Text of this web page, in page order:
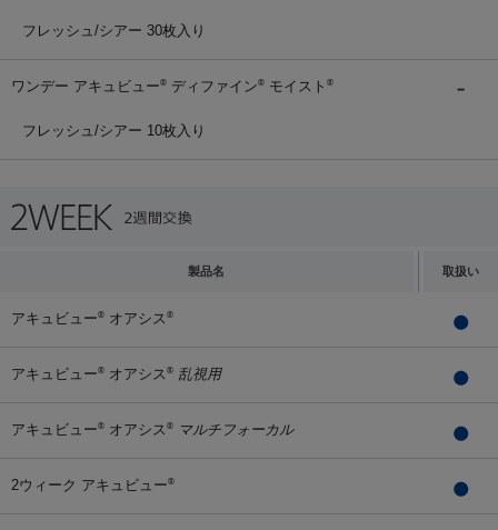
フレッシュ/シアー 30枚入り
ワンデー アキュビュー® ディファイン® モイスト ®
フレッシュ/シアー 10枚入り
製品名 取扱い
アキュビュー® オアシス ®
アキュビュー® オアシス ® 乱視用
アキュビュー® オアシス ® マルチフォーカル
2ウィーク アキュビュー®